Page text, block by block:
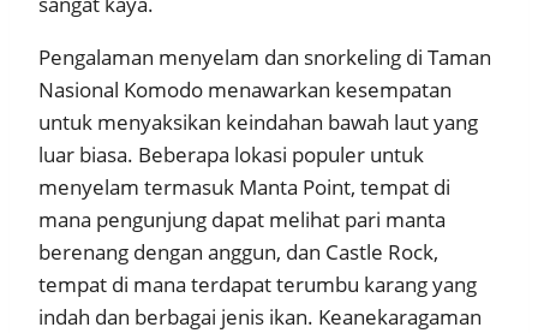
Pengalaman menyelam dan snorkeling di Taman
Nasional Komodo menawarkan kesempatan
untuk menyaksikan keindahan bawah laut yang
luar biasa. Beberapa lokasi populer untuk
menyelam termasuk Manta Point, tempat di
mana pengunjung dapat melihat pari manta
berenang dengan anggun, dan Castle Rock,
tempat di mana terdapat terumbu karang yang
indah dan berbagai jenis ikan. Keanekaragaman